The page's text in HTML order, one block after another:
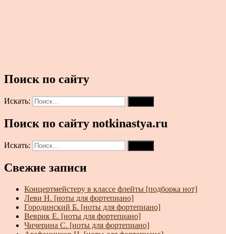
Поиск по сайту
Искать:
Поиск по сайту notkinastya.ru
Искать:
Свежие записи
Концертмейстеру в классе флейты [подборка нот]
Леви Н. [ноты для фортепиано]
Городинский Б. [ноты для фортепиано]
Веврик Е. [ноты для фортепиано]
Чичерина С. [ноты для фортепиано]